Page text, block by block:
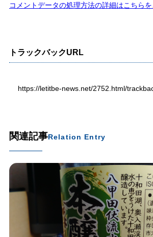
コメントデータの処理方法の詳細はこちら
トラックバックURL
https://letitbe-news.net/2752.html/
関連記事Relation Entry